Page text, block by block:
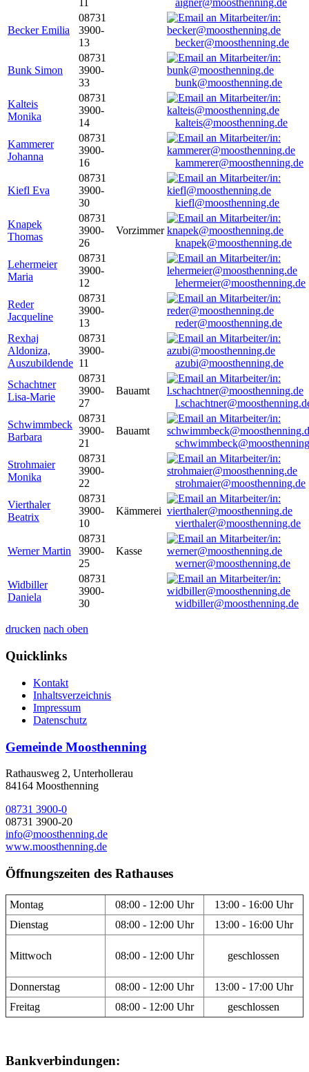
aigner@moosthenning.de
Becker Emilia
08731
3900-
13
becker@moosthenning.de
Bunk Simon
08731
3900-
33
bunk@moosthenning.de
Kalteis
Monika
08731
3900-
14
kalteis@moosthenning.de
Kammerer
Johanna
08731
3900-
16
kammerer@moosthenning.de
Kiefl Eva
08731
3900-
30
kiefl@moosthenning.de
Knapek
Thomas
08731
3900-
26
Vorzimmer
knapek@moosthenning.de
Lehermeier
Maria
08731
3900-
12
lehermeier@moosthenning.de
Reder
Jacqueline
08731
3900-
13
reder@moosthenning.de
Rexhaj
Aldoniza,
Auszubildende
08731
3900-
11
azubi@moosthenning.de
Schachtner
Lisa-Marie
08731
3900-
27
Bauamt
Schwimmbeck
Barbara
08731
3900-
21
Bauamt
Strohmaier
Monika
08731
3900-
22
strohmaier@moosthenning.de
Vierthaler
Beatrix
08731
3900-
10
Kämmerei
vierthaler@moosthenning.de
Werner Martin
08731
3900-
25
Kasse
werner@moosthenning.de
Widbiller
Daniela
08731
3900-
30
widbiller@moosthenning.de
drucken nach oben
Quicklinks
Kontakt
Inhaltsverzeichnis
Impressum
Datenschutz
Gemeinde Moosthenning
Rathausweg 2, Unterhollerau
84164 Moosthenning
08731 3900-0
08731 3900-20
info@moosthenning.de
www.moosthenning.de
Öffnungszeiten des Rathauses
Montag 08:00 - 12:00 Uhr
13:00 - 16:00 Uhr
Dienstag
08:00 - 12:00 Uhr 13:00 - 16:00 Uhr
Mittwoch 08:00 - 12:00 Uhr geschlossen
Donnerstag 08:00 - 12:00 Uhr
13:00 - 17:00 Uhr
Freitag
08:00 - 12:00 Uhr geschlossen
Bankverbindungen: